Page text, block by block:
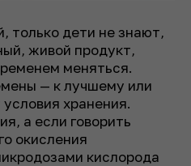
только дети не знают,
живой продукт,
меняться.
— к лучшему или
хранения.
а если говорить
окисления
кислорода